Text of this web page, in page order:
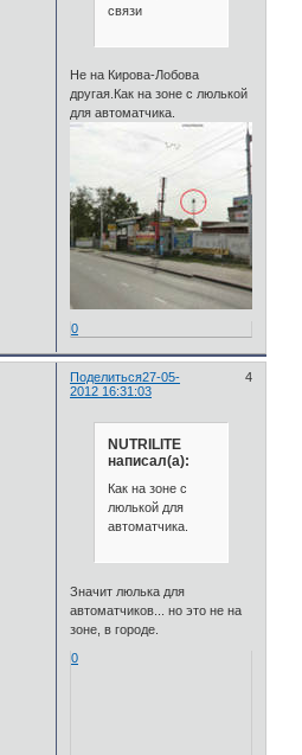
связи
Не на Кирова-Лобова
другая.Как на зоне с люлькой
для автоматчика.
0
Поделиться 4
27-05-
2012 16:31:03
NUTRILITE
написал(а):
Как на зоне с
люлькой для
автоматчика.
Значит люлька для
автоматчиков... но это не на
зоне, в городе.
0